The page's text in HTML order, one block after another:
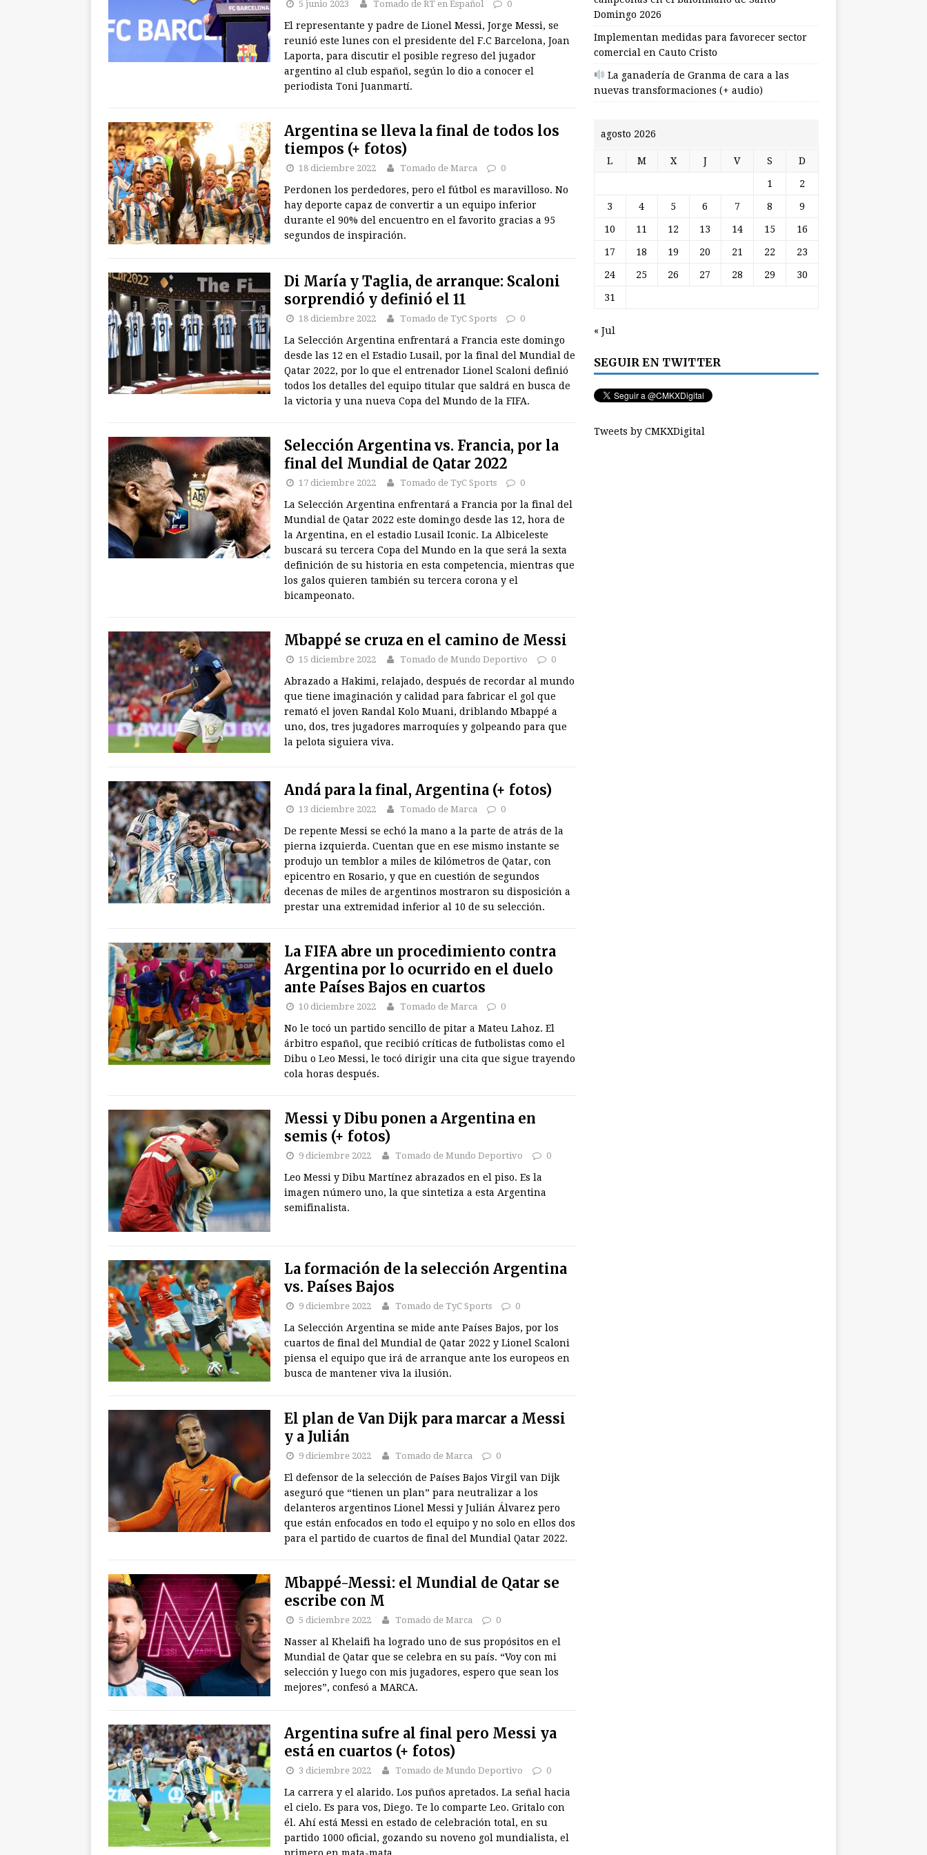
5 junio 2023 Tomado de RT en Español 0
El representante y padre de Lionel Messi, Jorge Messi, se
reunió este lunes con el presidente del F.C Barcelona, Joan
Laporta, para discutir el posible regreso del jugador
argentino al club español, según lo dio a conocer el
periodista Toni Juanmartí.
Argentina se lleva la final de todos los
tiempos (+ fotos)
18 diciembre 2022 Tomado de Marca 0
Perdonen los perdedores, pero el fútbol es maravilloso. No
hay deporte capaz de convertir a un equipo inferior
durante el 90% del encuentro en el favorito gracias a 95
segundos de inspiración.
Di María y Taglia, de arranque: Scaloni
sorprendió y definió el 11
18 diciembre 2022 Tomado de TyC Sports 0
La Selección Argentina enfrentará a Francia este domingo
desde las 12 en el Estadio Lusail, por la final del Mundial de
Qatar 2022, por lo que el entrenador Lionel Scaloni definió
todos los detalles del equipo titular que saldrá en busca de
la victoria y una nueva Copa del Mundo de la FIFA.
Selección Argentina vs. Francia, por la
final del Mundial de Qatar 2022
17 diciembre 2022 Tomado de TyC Sports 0
La Selección Argentina enfrentará a Francia por la final del
Mundial de Qatar 2022 este domingo desde las 12, hora de
la Argentina, en el estadio Lusail Iconic. La Albiceleste
buscará su tercera Copa del Mundo en la que será la sexta
definición de su historia en esta competencia, mientras que
los galos quieren también su tercera corona y el
bicampeonato.
Mbappé se cruza en el camino de Messi
15 diciembre 2022 Tomado de Mundo Deportivo 0
Abrazado a Hakimi, relajado, después de recordar al mundo
que tiene imaginación y calidad para fabricar el gol que
remató el joven Randal Kolo Muani, driblando Mbappé a
uno, dos, tres jugadores marroquíes y golpeando para que
la pelota siguiera viva.
Andá para la final, Argentina (+ fotos)
13 diciembre 2022 Tomado de Marca 0
De repente Messi se echó la mano a la parte de atrás de la
pierna izquierda. Cuentan que en ese mismo instante se
produjo un temblor a miles de kilómetros de Qatar, con
epicentro en Rosario, y que en cuestión de segundos
decenas de miles de argentinos mostraron su disposición a
prestar una extremidad inferior al 10 de su selección.
La FIFA abre un procedimiento contra
Argentina por lo ocurrido en el duelo
ante Países Bajos en cuartos
10 diciembre 2022 Tomado de Marca 0
No le tocó un partido sencillo de pitar a Mateu Lahoz. El
árbitro español, que recibió críticas de futbolistas como el
Dibu o Leo Messi, le tocó dirigir una cita que sigue trayendo
cola horas después.
Messi y Dibu ponen a Argentina en
semis (+ fotos)
9 diciembre 2022 Tomado de Mundo Deportivo 0
Leo Messi y Dibu Martínez abrazados en el piso. Es la
imagen número uno, la que sintetiza a esta Argentina
semifinalista.
La formación de la selección Argentina
vs. Países Bajos
9 diciembre 2022 Tomado de TyC Sports 0
La Selección Argentina se mide ante Países Bajos, por los
cuartos de final del Mundial de Qatar 2022 y Lionel Scaloni
piensa el equipo que irá de arranque ante los europeos en
busca de mantener viva la ilusión.
El plan de Van Dijk para marcar a Messi
y a Julián
9 diciembre 2022 Tomado de Marca 0
El defensor de la selección de Países Bajos Virgil van Dijk
aseguró que “tienen un plan” para neutralizar a los
delanteros argentinos Lionel Messi y Julián Álvarez pero
que están enfocados en todo el equipo y no solo en ellos dos
para el partido de cuartos de final del Mundial Qatar 2022.
Mbappé-Messi: el Mundial de Qatar se
escribe con M
5 diciembre 2022 Tomado de Marca 0
Nasser al Khelaifi ha logrado uno de sus propósitos en el
Mundial de Qatar que se celebra en su país. “Voy con mi
selección y luego con mis jugadores, espero que sean los
mejores”, confesó a MARCA.
Argentina sufre al final pero Messi ya
está en cuartos (+ fotos)
3 diciembre 2022 Tomado de Mundo Deportivo 0
La carrera y el alarido. Los puños apretados. La señal hacia
el cielo. Es para vos, Diego. Te lo comparte Leo. Gritalo con
él. Ahí está Messi en estado de celebración total, en su
partido 1000 oficial, gozando su noveno gol mundialista, el
Domingo 2026
Implementan medidas para favorecer sector
comercial en Cauto Cristo
La ganadería de Granma de cara a las
nuevas transformaciones (+ audio)
agosto 2026
L M X J V S D
1 2
3 4 5 6 7 8 9
10 11 12 13 14 15 16
17 18 19 20 21 22 23
24 25 26 27 28 29 30
31
« Jul
SEGUIR EN TWITTER
Tweets by CMKXDigital